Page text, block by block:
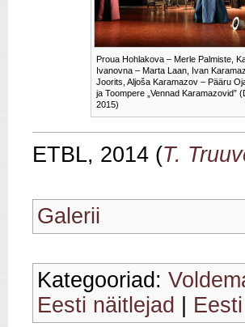
Proua Hohlakova – Merle Palmiste,
Ivanovna – Marta Laan, Ivan
Joorits, Aljoša Karamazov – Pääru
ja Toompere „Vennad Karamazovid”
2015)
ETBL, 2014 (T.
Galerii
Kategooriad:
Eesti näitlejad